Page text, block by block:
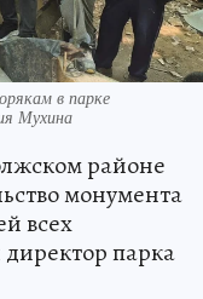
в парке
Мухина
районе
монумента
всех
парка